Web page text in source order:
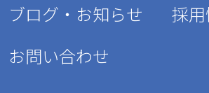
ブログ・お知らせ
採
お問い合わせ